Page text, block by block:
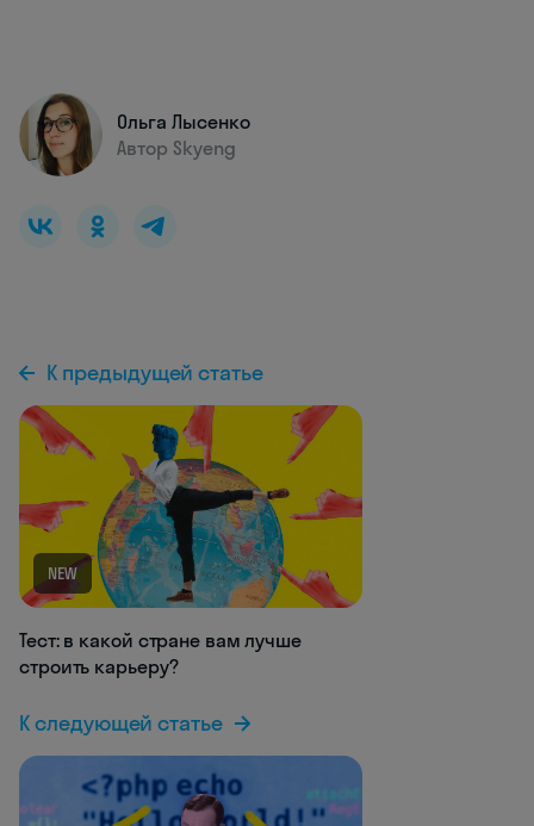
Ольга Лысенко
Автор Skyeng
К предыдущей статье
NEW
Тест: в какой стране вам лучше
строить карьеру?
К следующей статье